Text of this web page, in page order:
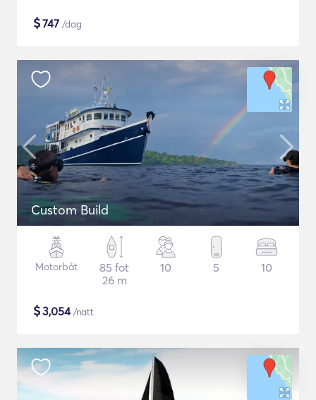
$747 /dag
Custom Build
Motorbåt
85 fot
26 m
10 5 10
$3,054/natt